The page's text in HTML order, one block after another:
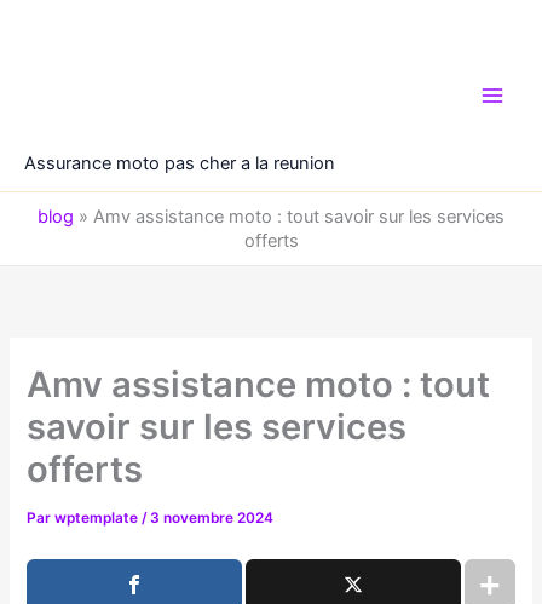
Assurance moto pas cher a la reunion
blog » Amv assistance moto : tout savoir sur les services
offerts
Amv assistance moto : tout
savoir sur les services
offerts
Parwptemplate/3 novembre 2024